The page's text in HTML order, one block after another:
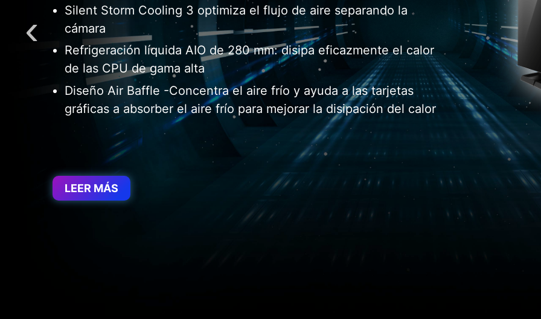
Silent Storm Cooling 3 optimiza el flujo de aire separando la
cámara
Refrigeración líquida AIO de 280 mm: disipa eficazmente el calor
de las CPU de gama alta
Diseño Air Baffle -Concentra el aire frío y ayuda a las tarjetas
gráficas a absorber el aire frío para mejorar la disipación del calor
LEER MÁS